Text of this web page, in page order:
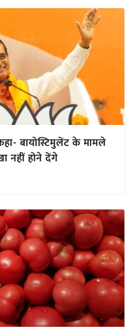
बायोस्टिमुलेंट के मामले
नहीं होने देंगे